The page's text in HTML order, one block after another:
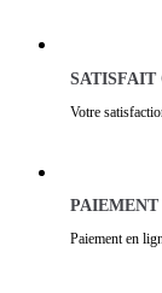
SATISFAIT
Votre
PAIEMENT
Paiement en